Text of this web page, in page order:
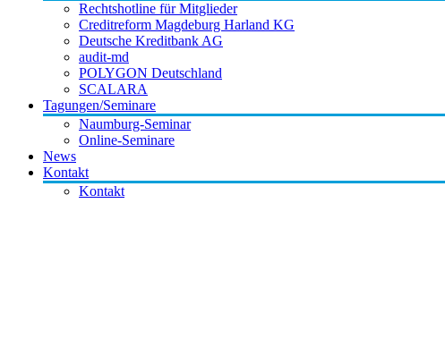
Rechtshotline für Mitglieder
Creditreform Magdeburg Harland KG
Deutsche Kreditbank AG
audit-md
POLYGON Deutschland
SCALARA
Tagungen/Seminare
Naumburg-Seminar
Online-Seminare
News
Kontakt
Kontakt